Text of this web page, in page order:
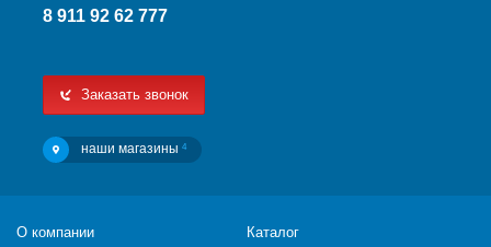
8 911 92 62 777
Заказать звонок
наши магазины 4
О компании
Каталог